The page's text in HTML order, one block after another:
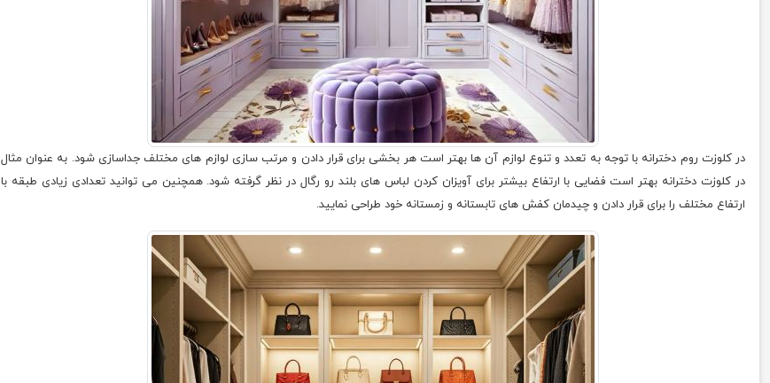
در کلوزت روم دخترانه با توجه به تعدد و تنوع لوازم آن ها بهتر است هر بخشی برای قرار دادن و مرتب سازی لوازم های مختلف جداسازی شود. به عنوان مثال
در کلوزت دخترانه بهتر است فضایی با ارتفاع بیشتر برای آویزان کردن لباس های بلند رو رگال در نظر گرفته شود. همچنین می توانید تعدادی زیادی طبقه با
ارتفاع مختلف را برای قرار دادن و چیدمان کفش های تابستانه و زمستانه خود طراحی نمایید.